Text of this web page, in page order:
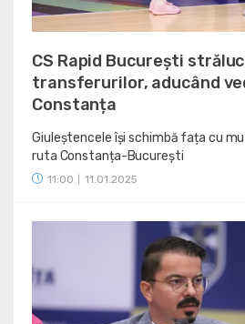
CS Rapid București
transferurilor, aducând
Constanța
Giuleștencele își schimbă fața cu
ruta Constanța-București
11:00 11.01.2025